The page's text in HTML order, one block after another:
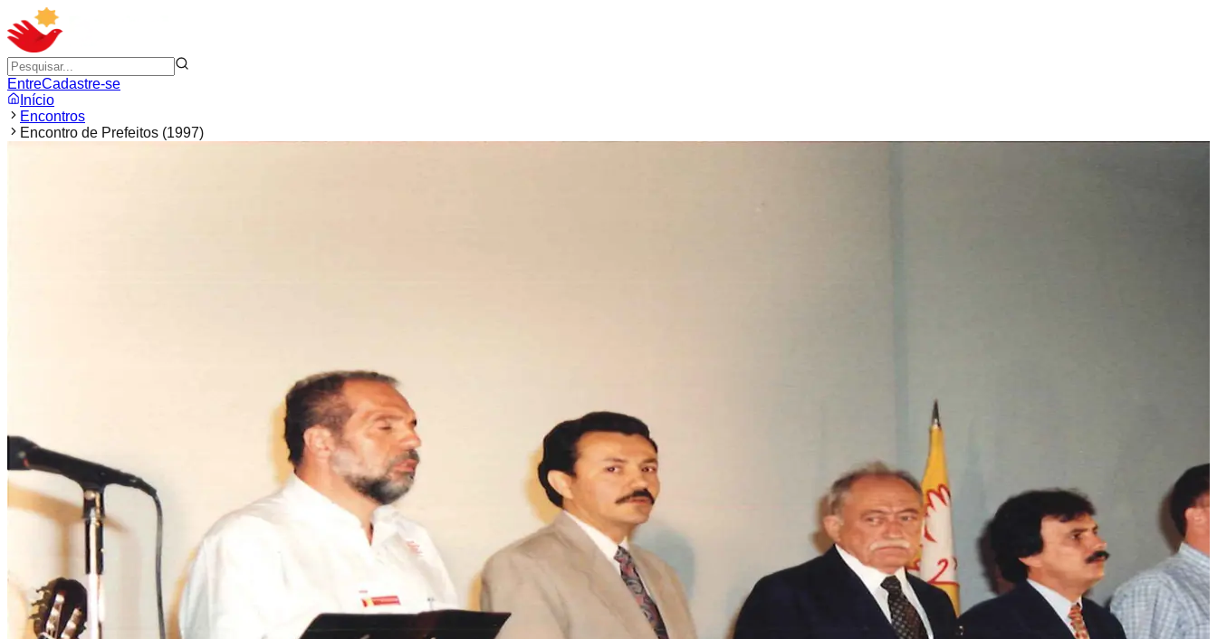
EntreCadastre-se
Início
Encontros
Encontro de Prefeitos (1997)